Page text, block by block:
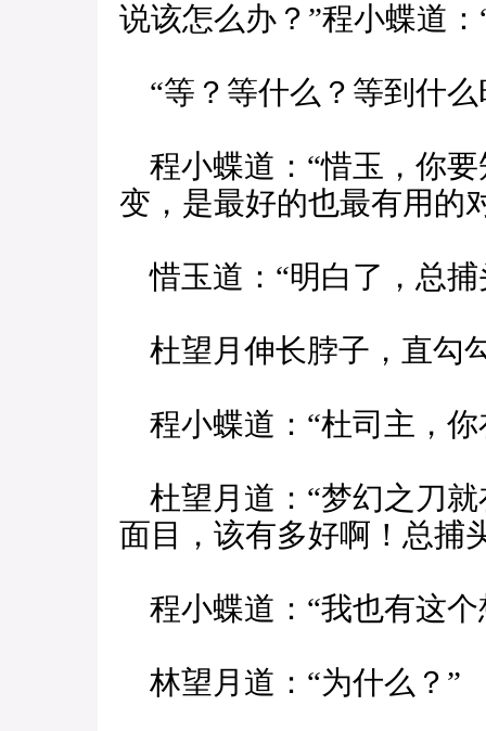
说该怎么办？”程小蝶道：
“等？等什么？等到什么
程小蝶道：“惜玉，你
变，是最好的也最有用的
惜玉道：“明白了，总捕
杜望月伸长脖子，直勾
程小蝶道：“杜司主，你
杜望月道：“梦幻之刀
面目，该有多好啊！总捕
程小蝶道：“我也有这个
林望月道：“为什么？”